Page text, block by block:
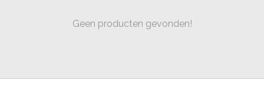
Geen producten gevonden!